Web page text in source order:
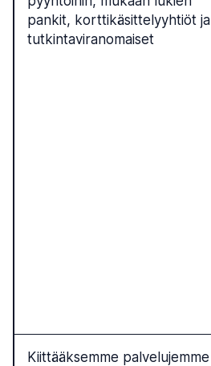
pankit, korttikäsittelyyhtiöt ja
tutkintaviranomaiset
Kiittääksemme palvelujemme